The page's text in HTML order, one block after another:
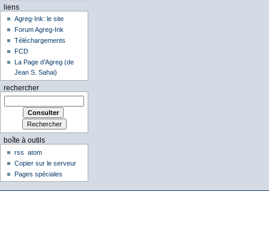
liens
Agreg-Ink: le site
Forum Agreg-Ink
Téléchargements
FCD
La Page d'Agreg (de
Jean S. Sahai)
rechercher
boîte à outils
rss
atom
Copier sur le serveur
Pages spéciales